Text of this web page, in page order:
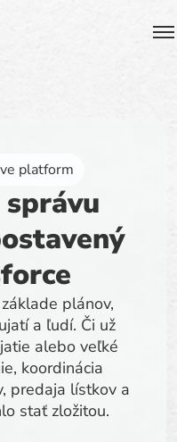
platform
plánov,
a ľudí. Či už
alebo veľké
koordinácia
predaja lístkov a
stať zložitou.